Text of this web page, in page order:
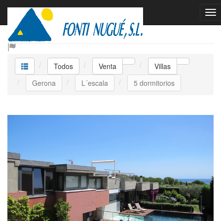
Venta Villas
Todos Venta
Villas
Gerona
L´escala 5 dormitorios